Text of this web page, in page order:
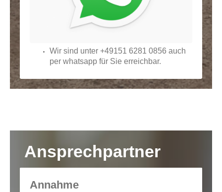
Wir sind unter +49151 6281 0856 auch
per whatsapp für Sie erreichbar.
Ansprechpartner
Annahme